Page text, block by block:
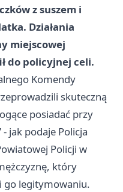
z suszem i
Działania
miejscowej
do policyjnej celi.
Komendy
skuteczną
posiadać przy
jak podaje Policja
Policji w
który
go legitymowaniu.